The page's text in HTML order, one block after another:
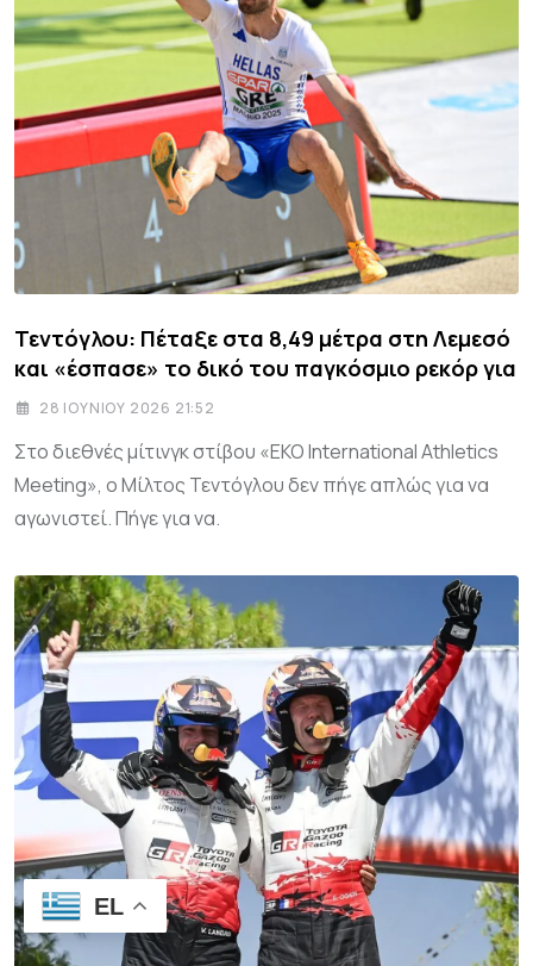
Τεντόγλου: Πέταξε στα 8,49 μέτρα στη Λεμεσό
και «έσπασε» το δικό του παγκόσμιο ρεκόρ για
28 ΙΟΥΝΊΟΥ 2026 21:52
Στο διεθνές μίτινγκ στίβου «EKO International Athletics
Meeting», ο Μίλτος Τεντόγλου δεν πήγε απλώς για να
αγωνιστεί. Πήγε για να.
EL